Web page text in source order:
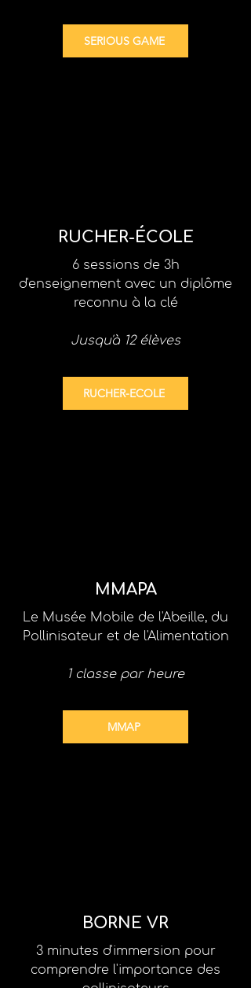
SERIOUS GAME
RUCHER-ÉCOLE
6 sessions de 3h
d'enseignement avec un diplôme
reconnu à la clé
Jusqu'à 12 élèves
RUCHER-ECOLE
MMAPA
Le Musée Mobile de l'Abeille, du
Pollinisateur et de l'Alimentation
1 classe par heure
MMAP
BORNE VR
3 minutes d'immersion pour
comprendre l'importance des